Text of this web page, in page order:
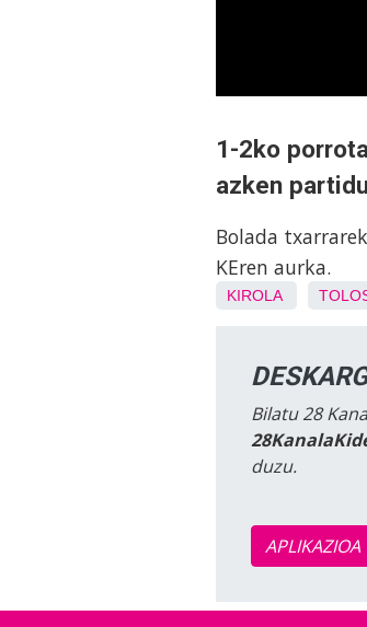
1-2ko
azken
Bolada
KEren aurka.
KIROLA
Bilatu 28
duzu.
APLIKAZIOA